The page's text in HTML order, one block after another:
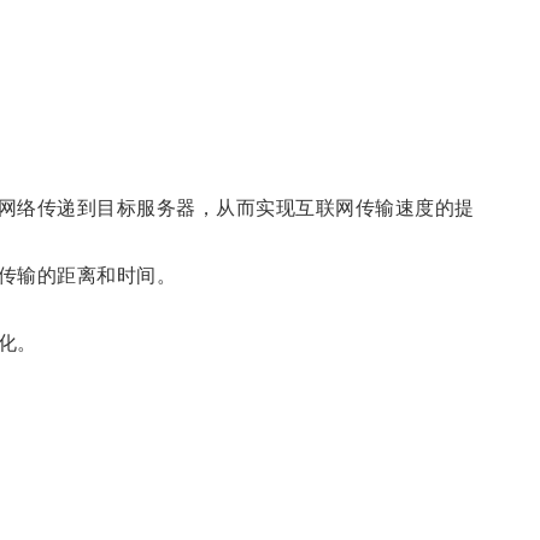
传递到目标服务器，从而实现互联网传输速度的提
的距离和时间。
。